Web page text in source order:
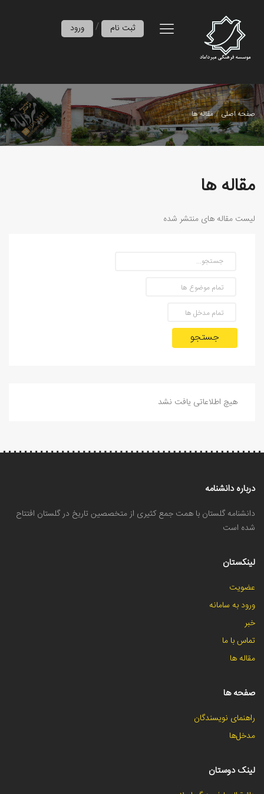
ورود / ثبت نام
صفحه اصلی مقاله ها
مقاله ها
لیست مقاله های منتشر شده
جستجو
هیچ اطلاعاتی یافت نشد
درباره دانشنامه
دانشنامه گلستان با همت جمع کثیری از متخصصین تاریخ در گلستان افتتاح
شده است
لینکستان
عضویت
ورود به سامانه
خبر
تماس با ما
مقاله ها
صفحه ها
راهنمای نویسندگان
مدخل‌ها
لینک دوستان